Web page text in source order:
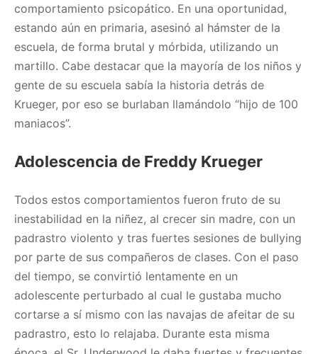
comportamiento psicopático. En una oportunidad,
estando aún en primaria, asesinó al hámster de la
escuela, de forma brutal y mórbida, utilizando un
martillo. Cabe destacar que la mayoría de los niños y
gente de su escuela sabía la historia detrás de
Krueger, por eso se burlaban llamándolo “hijo de 100
maniacos”.
Adolescencia de Freddy Krueger
Todos estos comportamientos fueron fruto de su
inestabilidad en la niñez, al crecer sin madre, con un
padrastro violento y tras fuertes sesiones de bullying
por parte de sus compañeros de clases. Con el paso
del tiempo, se convirtió lentamente en un
adolescente perturbado al cual le gustaba mucho
cortarse a sí mismo con las navajas de afeitar de su
padrastro, esto lo relajaba. Durante esta misma